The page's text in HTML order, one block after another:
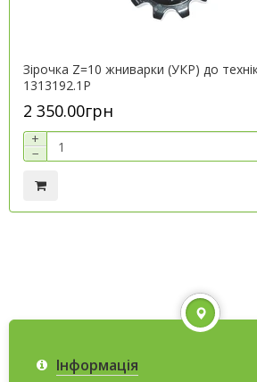
Зірочка Z=10 жниварки (УКР) до
1313192.1P
2 350.00грн
+
−
Інформація